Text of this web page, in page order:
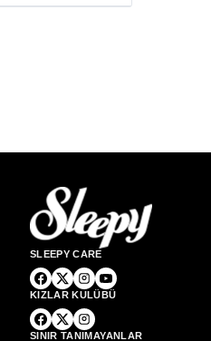
SLEEPY CARE
KIZLAR KULÜBÜ
SINIR TANIMAYANLAR